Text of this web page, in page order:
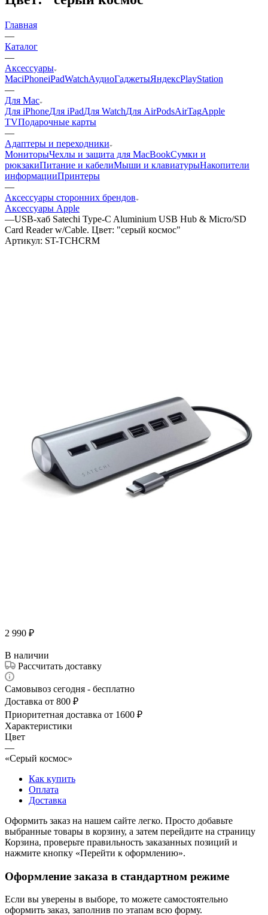
Главная
—
Каталог
—
Аксессуары
MaciPhoneiPadWatchАудиоГаджетыЯндексPlayStation
—
Для Mac
Для iPhoneДля iPadДля WatchДля AirPodsAirTagApple
TVПодарочные карты
—
Адаптеры и переходники
МониторыЧехлы и защита для MacBookСумки и
рюкзакиПитание и кабелиМыши и клавиатурыНакопители
информацииПринтеры
—
Аксессуары сторонних брендов
Аксессуары Apple
—USB-хаб Satechi Type-C Aluminium USB Hub & Micro/SD
Card Reader w/Cable. Цвет: "серый космос"
Артикул: ST-TCHCRM
2 990 ₽
В наличии
Рассчитать доставку
Самовывоз сегодня - бесплатно
Доставка от 800 ₽
Приоритетная доставка от 1600 ₽
Характеристики
Цвет
—
«Серый космос»
Как купить
Оплата
Доставка
Оформить заказ на нашем сайте легко. Просто добавьте
выбранные товары в корзину, а затем перейдите на страницу
Корзина, проверьте правильность заказанных позиций и
нажмите кнопку «Перейти к оформлению».
Оформление заказа в стандартном режиме
Если вы уверены в выборе, то можете самостоятельно
оформить заказ, заполнив по этапам всю форму.